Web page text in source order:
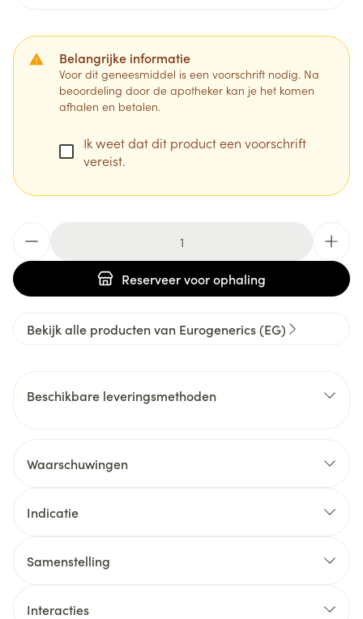
Belangrijke informatie
Voor dit geneesmiddel is een voorschrift nodig. Na
beoordeling door de apotheker kan je het komen
afhalen en betalen.
Ik weet dat dit product een voorschrift
vereist.
Reserveervoor ophaling
Bekijk alle producten van Eurogenerics (EG)
Beschikbare leveringsmethoden
Waarschuwingen
Indicatie
Samenstelling
Interacties